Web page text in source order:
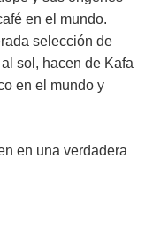
en el mundo.
selección de
sol, hacen de Kafa
en el mundo y
en una verdadera